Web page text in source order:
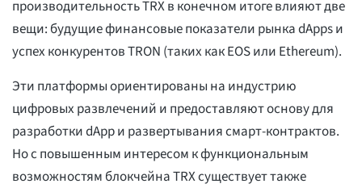
производительность TRX в конечном итоге влияют две
вещи: будущие финансовые показатели рынка dApps и
успех конкурентов TRON (таких как EOS или Ethereum).
Эти платформы ориентированы на индустрию
цифровых развлечений и предоставляют основу для
разработки dApp и развертывания смарт-контрактов.
Но с повышенным интересом к функциональным
возможностям блокчейна TRX существует также